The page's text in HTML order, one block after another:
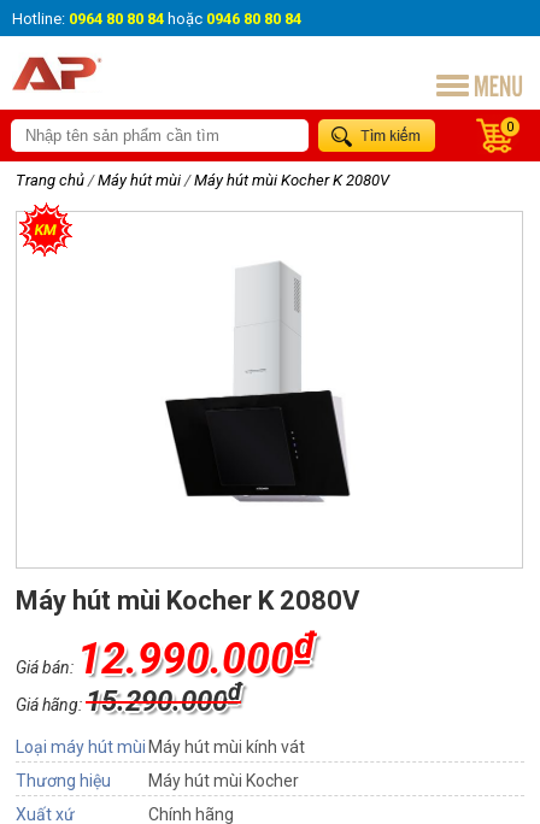
Hotline: 0964 80 80 84 hoặc 0946 80 80 84
0
Trang chủ / Máy hút mùi / Máy hút mùi Kocher K 2080V
Máy hút mùi Kocher K 2080V
Giá bán: 12.990.000₫
Giá hãng:15.290.000₫
Loại máy hút mùi Máy hút mùi kính vát
Thương hiệu
Máy hút mùi Kocher
Xuất xứ
Chính hãng